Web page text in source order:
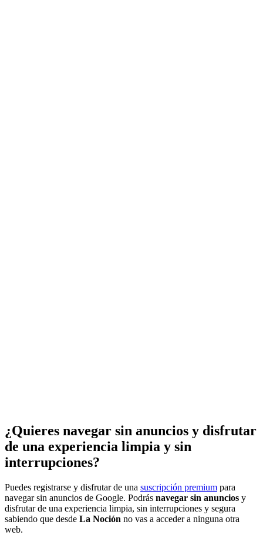
¿Quieres navegar sin anuncios y disfrutar
de una experiencia limpia y sin
interrupciones?
Puedes registrarse y disfrutar de una suscripción premium para
navegar sin anuncios de Google. Podrás navegar sin anuncios y
disfrutar de una experiencia limpia, sin interrupciones y segura
sabiendo que desde La Noción no vas a acceder a ninguna otra
web.